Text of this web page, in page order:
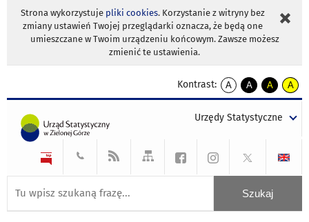
Strona wykorzystuje pliki cookies. Korzystanie z witryny bez
zmiany ustawień Twojej przeglądarki oznacza, że będą one
umieszczane w Twoim urządzeniu końcowym. Zawsze możesz
zmienić te ustawienia.
Kontrast:
A
kontrast
A
kontrast
tekst
czarnym
A
kontrast
tekst
czarnym
A
tekst
żółtym
Urzędy Statystyczne